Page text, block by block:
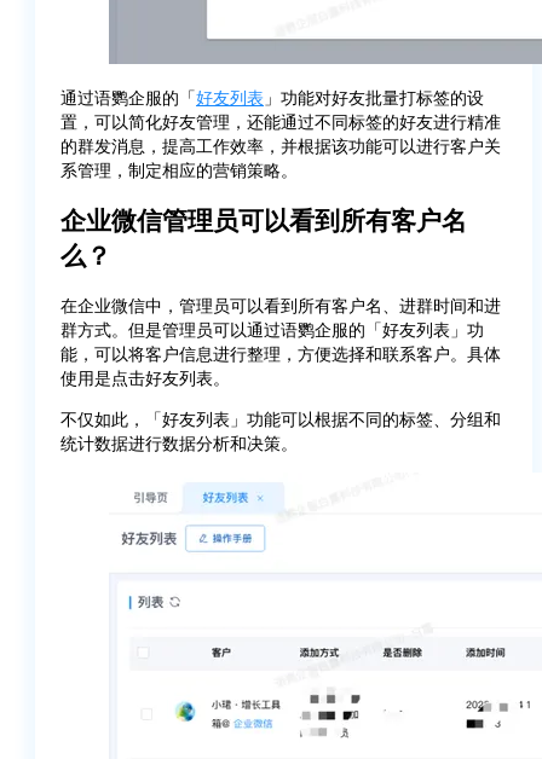
通过语鹦企服的「好友列表 」功能对好友批量打标签的设
置，可以简化好友管理，还能通过不同标签的好友进行精准
的群发消息，提高工作效率，并根据该功能可以进行客户关
系管理，制定相应的营销策略。
企业微信管理员可以看到所有客户名
么？
在企业微信中，管理员可以看到所有客户名、进群时间和进
群方式。但是管理员可以通过语鹦企服的「好友列表」功
能，可以将客户信息进行整理，方便选择和联系客户。具体
使用是点击好友列表。
不仅如此，「好友列表」功能可以根据不同的标签、分组和
统计数据进行数据分析和决策。